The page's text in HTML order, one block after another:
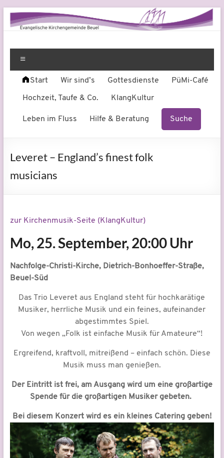
Zum
Inhalt
springen
Evangelische
Kirchengemeinde
Beuel
am
Start Wir sind’s Gottesdienste PüMi-Café
Hochzeit, Taufe & Co. KlangKultur
Leben im Fluss Hilfe & Beratung Suche
Leveret – England’s finest folk
musicians
zur Kirchenmusik-Seite (KlangKultur)
Mo, 25. September, 20:00 Uhr
Nachfolge-Christi-Kirche, Dietrich-Bonhoeffer-Straße,
Beuel-Süd
Das Trio Leveret aus England steht für hochkarätige
Musiker, herrliche Musik und ein feines, aufeinander
abgestimmtes Spiel.
Von wegen „Folk ist einfache Musik für Amateure“!
Ergreifend, kraftvoll, mitreißend – einfach schön. Diese
Musik muss man genießen.
Der Eintritt ist frei, am Ausgang wird um eine großartige
Spende für die großartigen Musiker gebeten.
Bei diesem Konzert wird es ein kleines Catering geben!